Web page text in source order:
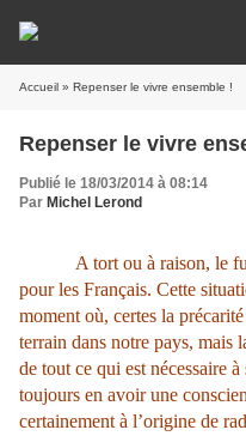
Accueil » Repenser le vivre ensemble !
Repenser le vivre
Publié le 18/03/2014 à 08:14
Par Michel Lerond
A tort ou à raison, le
pour les Français. Cette
moment où, certes la
terrain dans notre pays, mais
de tout ce qui est nécessaire
toujours en avoir une
certainement à l’origine de